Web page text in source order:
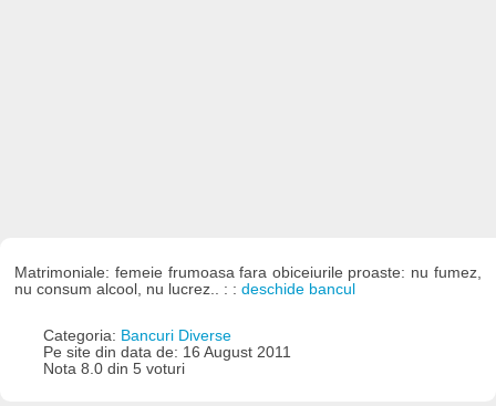
Matrimoniale: femeie frumoasa fara obiceiurile proaste: nu fumez,
nu consum alcool, nu lucrez.. : :deschide bancul
Categoria: Bancuri Diverse
Pe site din data de: 16 August 2011
Nota 8.0 din 5 voturi